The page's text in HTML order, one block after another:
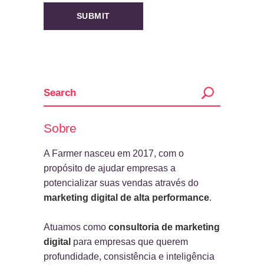
Sobre
A Farmer nasceu em 2017, com o
propósito de ajudar empresas a
potencializar suas vendas através do
marketing digital de alta performance.
Atuamos como consultoria de marketing
digital para empresas que querem
profundidade, consistência e inteligência